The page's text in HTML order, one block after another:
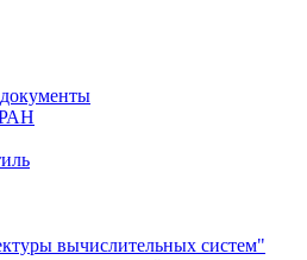
вычислительных систем"